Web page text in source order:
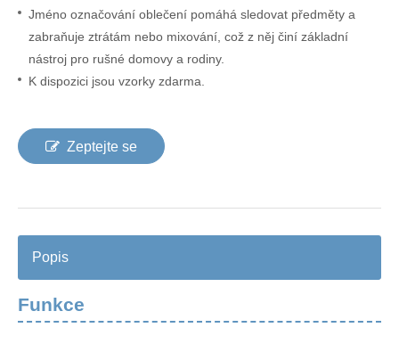
Jméno označování oblečení pomáhá sledovat předměty a
zabraňuje ztrátám nebo mixování, což z něj činí základní
nástroj pro rušné domovy a rodiny.
K dispozici jsou vzorky zdarma.
Zeptejte se
Popis
Funkce